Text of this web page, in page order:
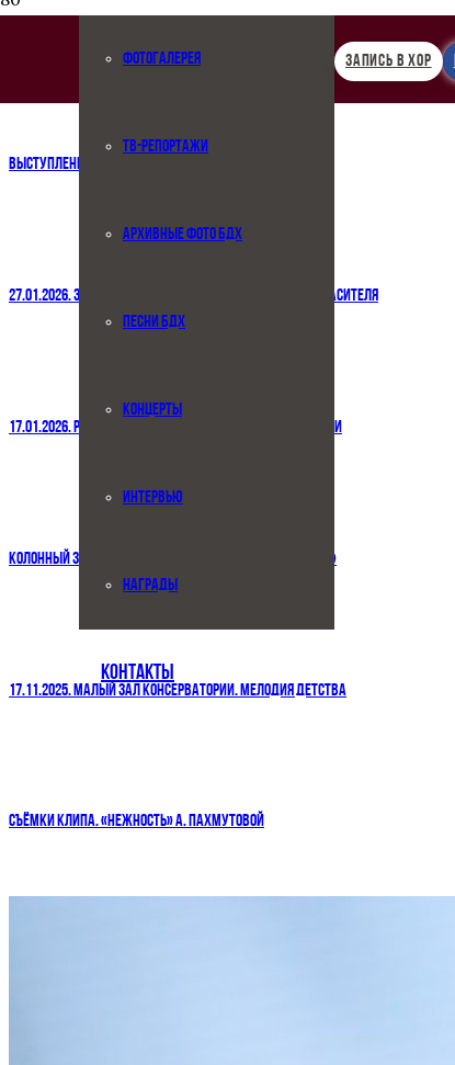
ФОТОГАЛЕРЕЯ
ТВ-РЕПОРТАЖИ
АРХИВНЫЕ ФОТО БДХ
ПЕСНИ БДХ
КОНЦЕРТЫ
ИНТЕРВЬЮ
НАГРАДЫ
КОНТАКТЫ
ЗАПИСЬ В ХОР
ВЫСТУПЛЕНИЕ С АЛЕКСАНДРОЙ ПАХМУТОВОЙ
27.01.2026. ЗАЛ ЦЕРКОВНЫХ СОБРАНИЙ ХРАМА ХРИСТА СПАСИТЕЛЯ
17.01.2026. РОЖДЕСТВЕНСКИЙ ФЕСТИВАЛЬ В ДОМЕ МУЗЫКИ
КОЛОННЫЙ ЗАЛ. 3.12.2025. ПРЕМИЯ «ЮРИСТ ГОДА — 2025»
17.11.2025. МАЛЫЙ ЗАЛ КОНСЕРВАТОРИИ. МЕЛОДИЯ ДЕТСТВА
СЪËМКИ КЛИПА. «НЕЖНОСТЬ» А. ПАХМУТОВОЙ